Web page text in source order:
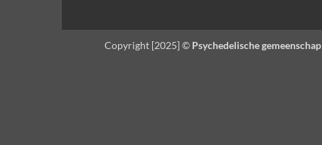
Copyright [2025] © Psychedelische gemeenschap